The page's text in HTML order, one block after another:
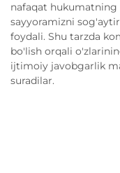
nafaqat hukumatning
sayyoramizni
foydali. Shu tarzda
bo'lish orqali
ijtimoiy javobgarlik
suradilar.